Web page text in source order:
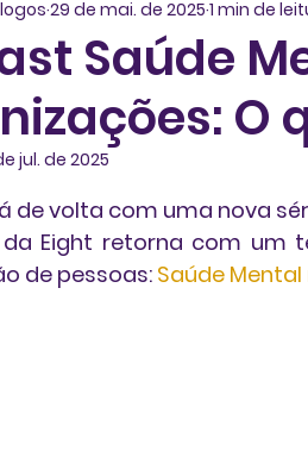
Saúde
O
29 de mai. de 2025 1 min de
jul. de 2025
NaN de 5 estrelas.
de volta com uma nova
Eight retorna com um
de pessoas: Saúde